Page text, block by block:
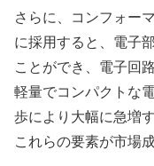
さらに、コンフォー
に採用すると、電子
ことができ、電子回
軽量でコンパクトな
歩により大幅に急増
これらの要素が市場